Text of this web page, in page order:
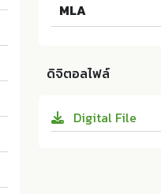
กักเก็บคาร์บอนภ
บางประการที่มีอิ
งมาจากพระราชด
MLA
างประการที่มีอิทธิ
มาจากพระราชด
สตร์ มหาวิทยาลัย
ดิจิตอลไฟล์
Digital File